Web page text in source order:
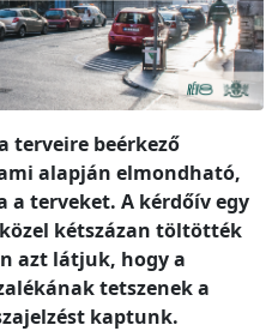
terveire beérkező
alapján elmondható,
a terveket. A kérdőív egy
kétszázan töltötték
azt látjuk, hogy a
tetszenek a
kaptunk.